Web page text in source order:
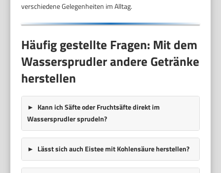
verschiedene Gelegenheiten im Alltag.
Häufig gestellte Fragen: Mit dem
Wassersprudler andere Getränke
herstellen
Kann ich Säfte oder Fruchtsäfte direkt im
Wassersprudler sprudeln?
Lässt sich auch Eistee mit Kohlensäure herstellen?